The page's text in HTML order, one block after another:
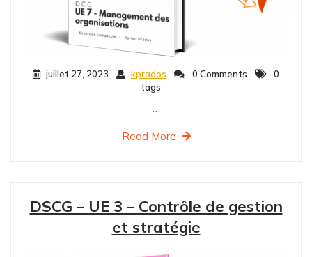
juillet 27, 2023 kprados 0 Comments
0
tags
…
Read More
DSCG – UE 3 – Contrôle de gestion
et stratégie